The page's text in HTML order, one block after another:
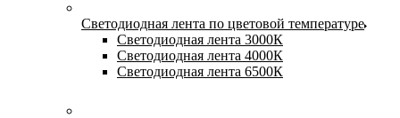
Светодиодная лента по цветовой температуре
Светодиодная лента 3000К
Светодиодная лента 4000К
Светодиодная лента 6500К